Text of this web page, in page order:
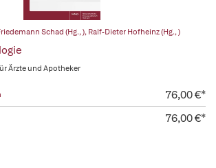
Schad (Hg., ), Ralf-Dieter Hofheinz (Hg., )
Ärzte und Apotheker
76,00 €*
76,00 €*